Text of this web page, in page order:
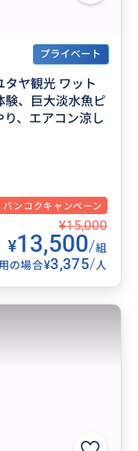
プライベート
タヤ観光 ワット
験、巨大淡水魚ピ
、エアコン涼し
バンコクキャンペーン
¥15,000
¥13,500/組
の場合¥3,375/人